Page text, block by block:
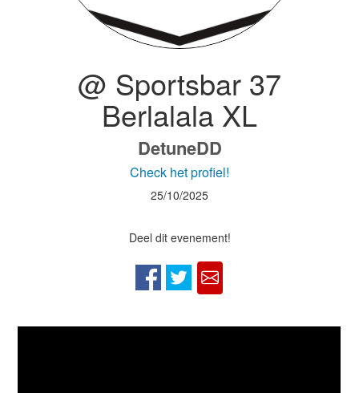
@ Sportsbar 37
Berlalala XL
DetuneDD
Check het profiel!
25/10/2025
Deel dit evenement!